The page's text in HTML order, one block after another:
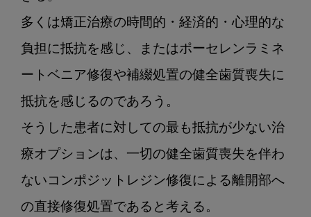
多くは矯正治療の時間的・経済的・心理的な
負担に抵抗を感じ、またはポーセレンラミネ
ートベニア修復や補綴処置の健全歯質喪失に
抵抗を感じるのであろう。
そうした患者に対しての最も抵抗が少ない治
療オプションは、一切の健全歯質喪失を伴わ
ないコンポジットレジン修復による離開部へ